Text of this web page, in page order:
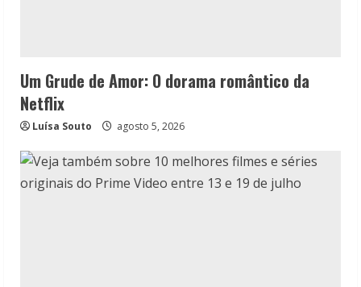
Um Grude de Amor: O dorama romântico da
Netflix
Luísa Souto agosto 5, 2026